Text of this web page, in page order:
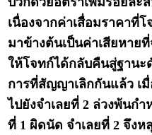
เนื่องจากค่าเสื่อมราคาที่
มาข้างต้นเป็นค่าเสียหาย
ให้โจทก์ได้กลับคืนสู่ฐานะ
การที่สัญญาเลิกกันแล้ว เ
ไปยังจำเลยที่ 2 ล่วงพ้นก
ที่ 1 ผิดนัด จำเลยที่ 2 จึง